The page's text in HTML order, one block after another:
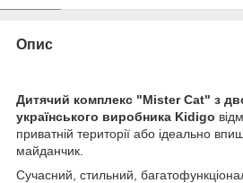
Опис
Дитячий комплекс "Mister Cat" з
українського виробника Kidigo
приватній території або ідеально
майданчик.
Сучасний, стильний,